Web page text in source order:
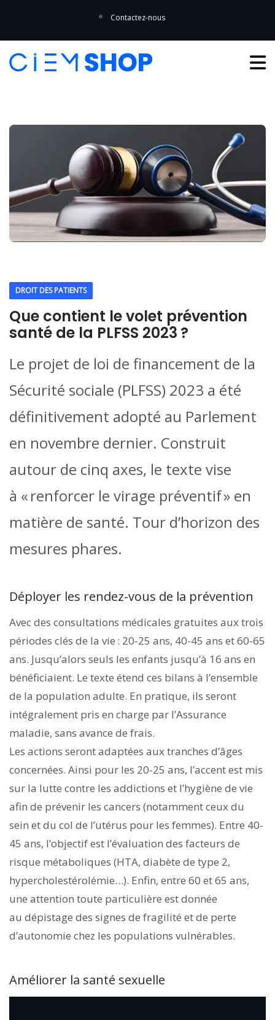
Contactez-nous
DROIT DES PATIENTS
Que contient le volet prévention
santé de la PLFSS 2023 ?
Le projet de loi de financement de la
Sécurité sociale (PLFSS) 2023 a été
définitivement adopté au Parlement
en novembre dernier. Construit
autour de cinq axes, le texte vise
à « renforcer le virage préventif » en
matière de santé. Tour d’horizon des
mesures phares.
Déployer les rendez-vous de la prévention
Avec des consultations médicales gratuites aux trois
périodes clés de la vie : 20-25 ans, 40-45 ans et 60-65
ans. Jusqu’alors seuls les enfants jusqu’à 16 ans en
bénéficiaient. Le texte étend ces bilans à l’ensemble
de la population adulte. En pratique, ils seront
intégralement pris en charge par l’Assurance
maladie, sans avance de frais.
Les actions seront adaptées aux tranches d’âges
concernées. Ainsi pour les 20-25 ans, l’accent est mis
sur la lutte contre les addictions et l’hygiène de vie
afin de prévenir les cancers (notamment ceux du
sein et du col de l’utérus pour les femmes). Entre 40-
45 ans, l’objectif est l’évaluation des facteurs de
risque métaboliques (HTA, diabète de type 2,
hypercholestérolémie…). Enfin, entre 60 et 65 ans,
une attention toute particulière est donnée
au dépistage des signes de fragilité et de perte
d’autonomie chez les populations vulnérables.
Améliorer la santé sexuelle